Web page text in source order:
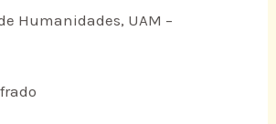
Humanidades, UAM –